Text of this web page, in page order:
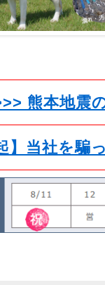
熊本地震
】当社を